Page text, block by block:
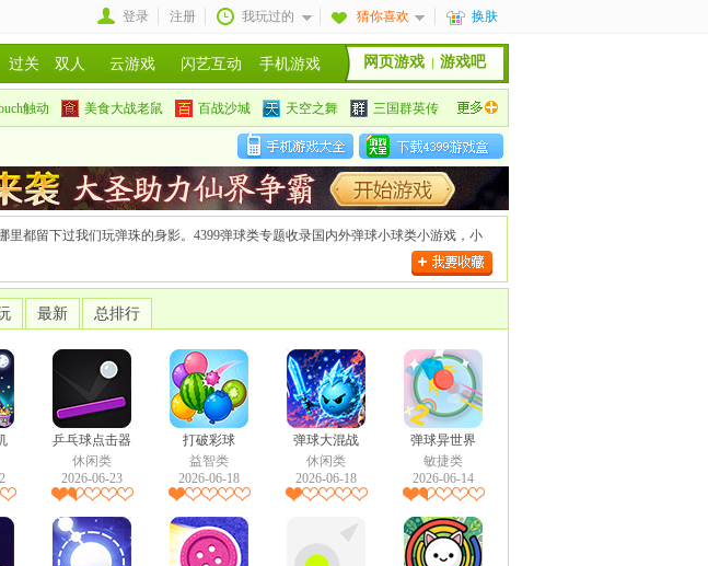
登录 注册 我玩过的 猜你喜欢 换肤
过关 双人 云游戏 闪艺互动 手机游戏 网页游戏 游戏吧
触动 美食大战老鼠 百战沙城 天空之舞 三国群英传
安卓手机游戏大全 苹果手机游戏大全
都留下过我们玩弹珠的身影。4399弹球类专题收录国内外弹球小球类小游戏，小
最新 总排行
乒乓球点击器
休闲类
2026-06-23
打破彩球
益智类
2026-06-18
弹球大混战
休闲类
2026-06-18
弹球异世界
敏捷类
2026-06-14